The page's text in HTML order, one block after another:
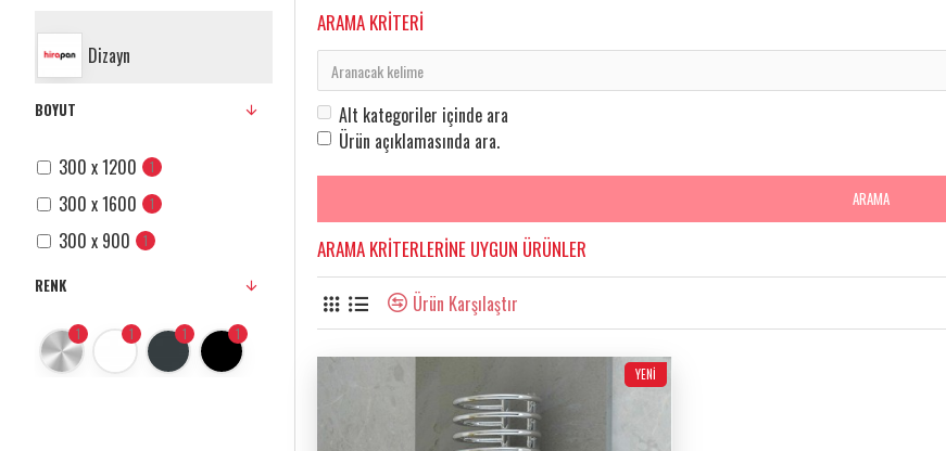
Dizayn
BOYUT
300 x 1200 1
300 x 1600 1
300 x 900 1
RENK
1 1 1 1
ARAMA KRITERI
Alt kategoriler içinde ara
Ürün açıklamasında ara.
ARAMA
ARAMA KRITERLERINE UYGUN ÜRÜNLER
Ürün Karşılaştır
YENI